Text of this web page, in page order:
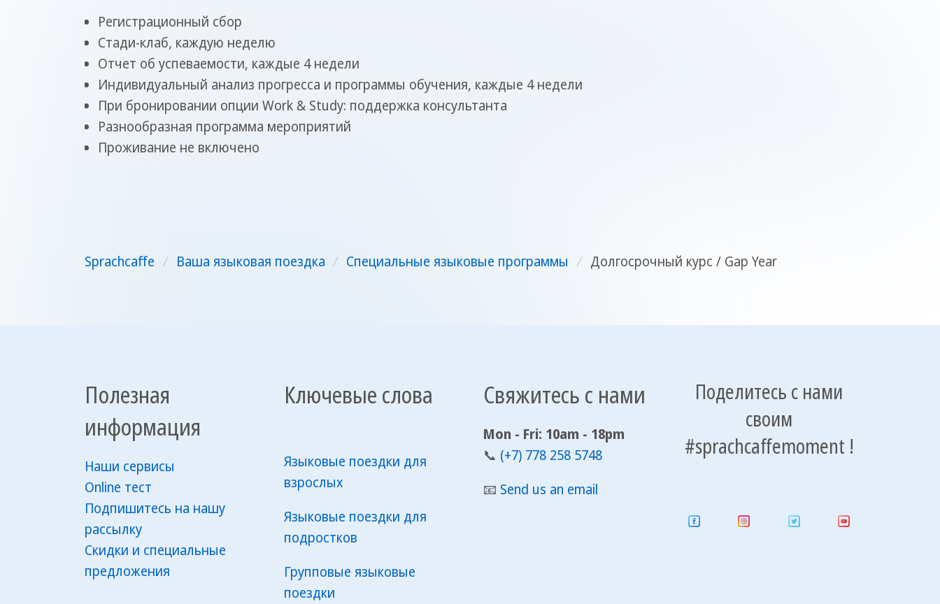
Регистрационный сбор
Стади-клаб, каждую неделю
Отчет об успеваемости, каждые 4 недели
Индивидуальный анализ прогресса и программы обучения, каждые 4 недели
При бронировании опции Work & Study: поддержка консультанта
Разнообразная программа мероприятий
Проживание не включено
Sprachcaffe / Ваша языковая поездка / Специальные языковые программы / Долгосрочный курс / Gap Year
Полезная
информация
Наши сервисы
Online тест
Подпишитесь на нашу
рассылку
Скидки и специальные
предложения
Ключевые слова
Языковые поездки для
взрослых
Языковые поездки для
подростков
Групповые языковые
поездки
Свяжитесь с нами
Mon - Fri: 10am - 18pm
📞 (+7) 778 258 5748
📧 Send us an email
Поделитесь с нами
своим
#sprachcaffemoment !